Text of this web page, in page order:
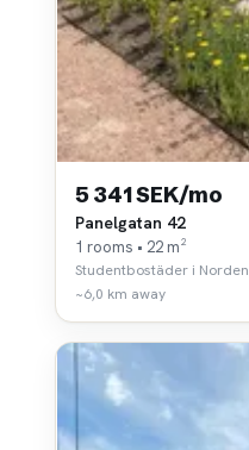
5 341 SEK/mo
Panelgatan 42
1 rooms • 22 m²
Studentbostäder i Norden
~6,0 km away